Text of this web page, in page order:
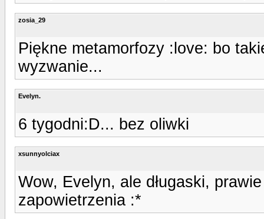
zosia_29
Piękne metamorfozy :love: bo
wyzwanie...
Evelyn.
6 tygodni:D... bez oliwki
xsunnyolciax
Wow, Evelyn, ale długaski,
zapowietrzenia :*